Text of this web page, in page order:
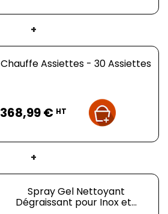
+
Chauffe Assiettes - 30 Assiettes
368,99 € HT
+
Spray Gel Nettoyant
Dégraissant pour Inox et...